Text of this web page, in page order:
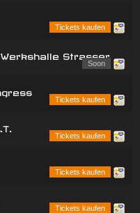
Tickets kaufen
Strasser
Soon
Tickets kaufen
Tickets kaufen
Tickets kaufen
Tickets kaufen